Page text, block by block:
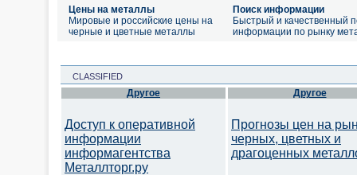
Цены на металлы
Мировые и российские цены на
черные и цветные металлы
Поиск информации
Быстрый и качественный
информации по рынку
CLASSIFIED
Другое
Доступ к оперативной
информации
информагентства
Металлторг.ру
Другое
Прогнозы цен на
черных, цветных и
драгоценных